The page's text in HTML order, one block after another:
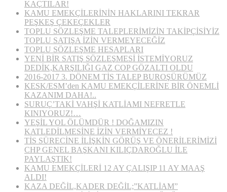
KAÇTILAR!
KAMU EMEKÇİLERİNİN HAKLARINI TEKRAR
PEŞKEŞ ÇEKEÇEKLER
TOPLU SÖZLEŞME TALEPLERİMİZİN TAKİPÇİSİYİZ
TOPLU SATIŞA İZİN VERMEYECEĞİZ
TOPLU SÖZLEŞME HESAPLARI
YENİ BİR SATIŞ SÖZLEŞMESİ İSTEMİYORUZ
DEDİK,KARŞILIĞI GAZ COP GÖZALTI OLDU
2016-2017 3. DÖNEM TİS TALEP BUROŞÜRÜMÜZ
KESK/ESM’den KAMU EMEKÇİLERİNE BİR ÖNEMLİ
KAZANIM DAHA!..
SURUÇ’TAKİ VAHŞİ KATLİAMI NEFRETLE
KINIYORUZ!…
YEŞİL YOL ÖLÜMDÜR ! DOĞAMIZIN
KATLEDİLMESİNE İZİN VERMİYECEZ !
TİS SÜRECİNE İLİŞKİN GÖRÜŞ VE ÖNERİLERİMİZİ
CHP GENEL BAŞKANI KILIÇDAROĞLU İLE
PAYLAŞTIK!
KAMU EMEKÇİLERİ 12 AY ÇALIŞIP 11 AY MAAŞ
ALDI!
KAZA DEĞİL,KADER DEĞİL;”KATLİAM”